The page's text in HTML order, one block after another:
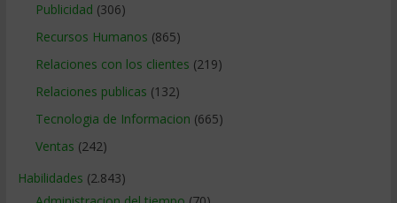
Publicidad (306)
Recursos Humanos (865)
Relaciones con los clientes (219)
Relaciones publicas (132)
Tecnologia de Informacion (665)
Ventas (242)
Habilidades (2.843)